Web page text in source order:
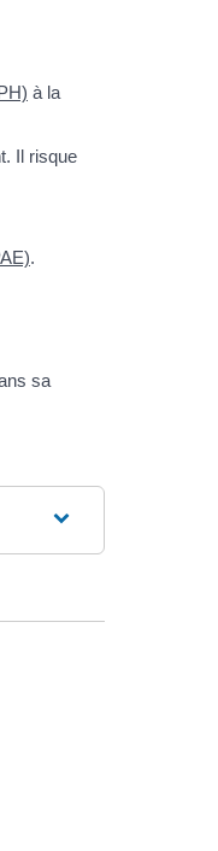
à la
Il risque
.
sa